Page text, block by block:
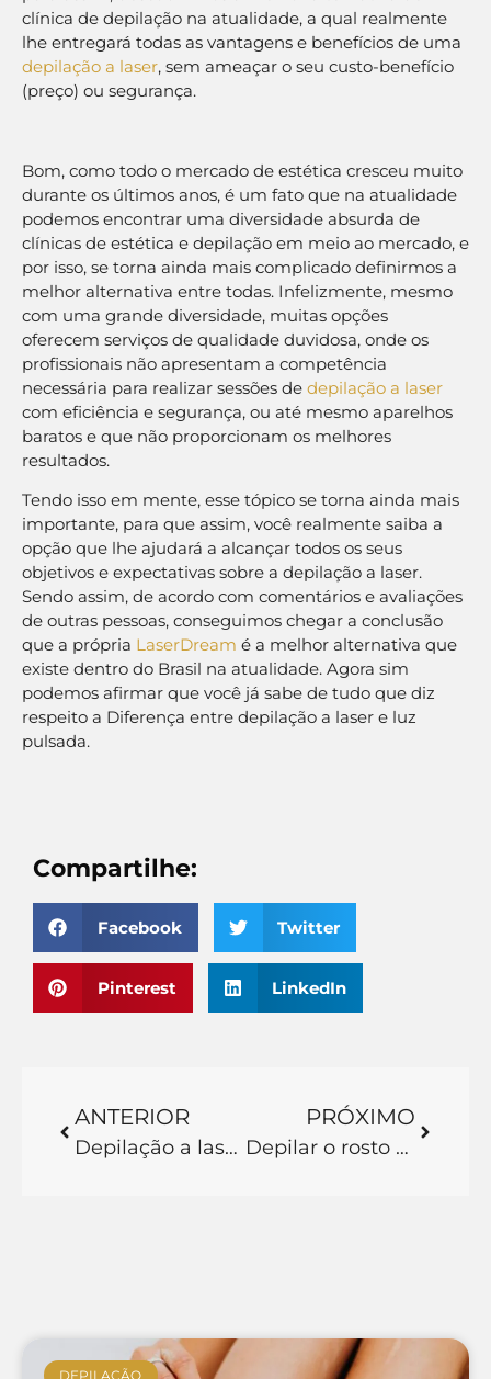
clínica de depilação na atualidade, a qual realmente
lhe entregará todas as vantagens e benefícios de uma
depilação a laser, sem ameaçar o seu custo-benefício
(preço) ou segurança.
Bom, como todo o mercado de estética cresceu muito
durante os últimos anos, é um fato que na atualidade
podemos encontrar uma diversidade absurda de
clínicas de estética e depilação em meio ao mercado, e
por isso, se torna ainda mais complicado definirmos a
melhor alternativa entre todas. Infelizmente, mesmo
com uma grande diversidade, muitas opções
oferecem serviços de qualidade duvidosa, onde os
profissionais não apresentam a competência
necessária para realizar sessões de depilação a laser
com eficiência e segurança, ou até mesmo aparelhos
baratos e que não proporcionam os melhores
resultados.
Tendo isso em mente, esse tópico se torna ainda mais
importante, para que assim, você realmente saiba a
opção que lhe ajudará a alcançar todos os seus
objetivos e expectativas sobre a depilação a laser.
Sendo assim, de acordo com comentários e avaliações
de outras pessoas, conseguimos chegar a conclusão
que a própria LaserDream é a melhor alternativa que
existe dentro do Brasil na atualidade. Agora sim
podemos afirmar que você já sabe de tudo que diz
respeito a Diferença entre depilação a laser e luz
pulsada.
Compartilhe:
Facebook Twitter
Pinterest LinkedIn
ANTERIOR
Depilação a laser com diodo: Tudo que você precisa saber sobre este tipo de tratamento!
PRÓXIMO
Depilar o rosto com lâmina engrossa os pelos: Conheça os mitos sobre a depilação do rosto e a melhor alternativa que existe no Brasil na atualidade!
DEPILAÇÃO